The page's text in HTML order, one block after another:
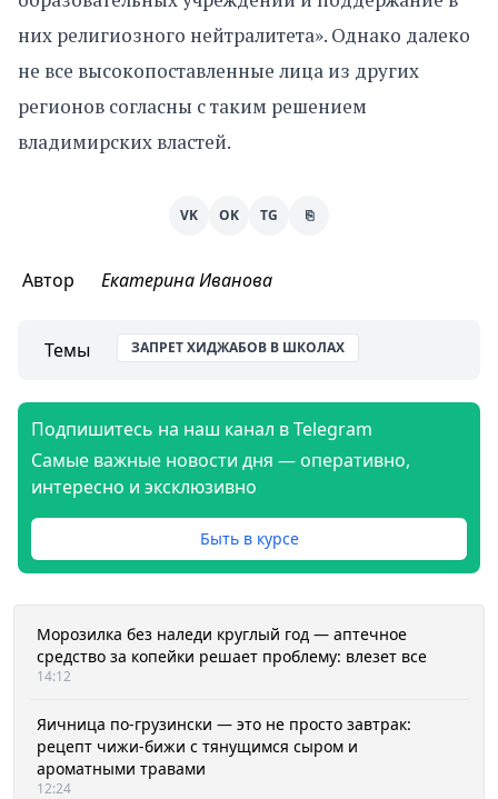
них религиозного нейтралитета». Однако далеко
не все высокопоставленные лица из других
регионов согласны с таким решением
владимирских властей.
VK OK TG ⎘
Автор Екатерина Иванова
Темы ЗАПРЕТ ХИДЖАБОВ В ШКОЛАХ
Подпишитесь на наш канал в Telegram
Самые важные новости дня — оперативно,
интересно и эксклюзивно
Быть в курсе
Морозилка без наледи круглый год — аптечное
средство за копейки решает проблему: влезет все
14:12
Яичница по-грузински — это не просто завтрак:
рецепт чижи-бижи с тянущимся сыром и
ароматными травами
12:24